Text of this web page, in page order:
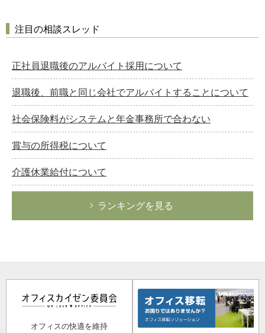
注目の相談スレッド
正社員退職後のアルバイト採用について
退職後、前職と同じ会社でアルバイトすることについて
社会保険料がシステムと年金事務所で合わない
賞与の所得税について
介護休業給付について
ランキングを見る
オフィスの快適を維持